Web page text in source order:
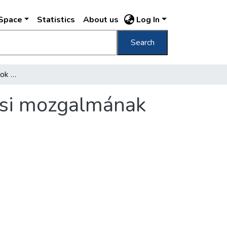
Statistics About us Log In
Search
A budapesti elöljáróságok munkamegjavítási mozgalmának eddigi erdményei és hiányosságai
mozgalmának